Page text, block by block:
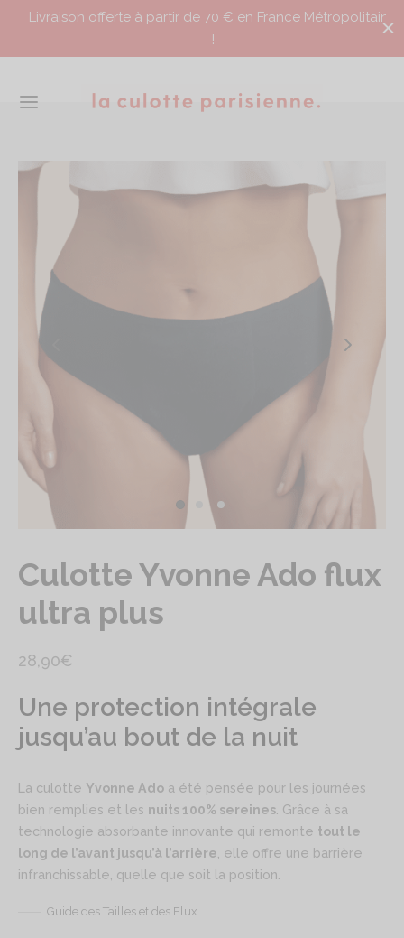
Livraison offerte à partir de 70 € en France Métropolitaine
Culotte Yvonne Ado flux
ultra plus
28,90€
Une protection intégrale
jusqu’au bout de la nuit
La culotte Yvonne Ado a été pensée pour les journées
bien remplies et les nuits 100% sereines. Grâce à sa
technologie absorbante innovante qui remonte tout le
long de l’avant jusqu’à l’arrière, elle offre une barrière
infranchissable, quelle que soit la position.
Guide des Tailles et des Flux